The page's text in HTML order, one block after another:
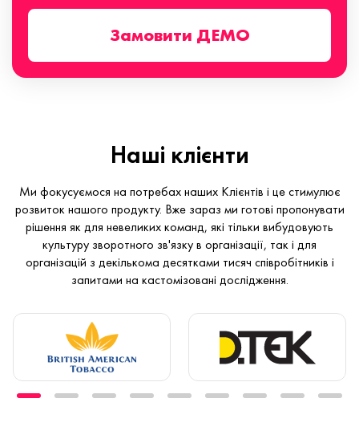
Замовити ДЕМО
Наші клієнти
Ми фокусуємося на потребах наших Клієнтів і це стимулює
розвиток нашого продукту. Вже зараз ми готові пропонувати
рішення як для невеликих команд, які тільки вибудовують
культуру зворотного зв'язку в організації, так і для
організацій з декількома десятками тисяч співробітників і
запитами на кастомізовані дослідження.